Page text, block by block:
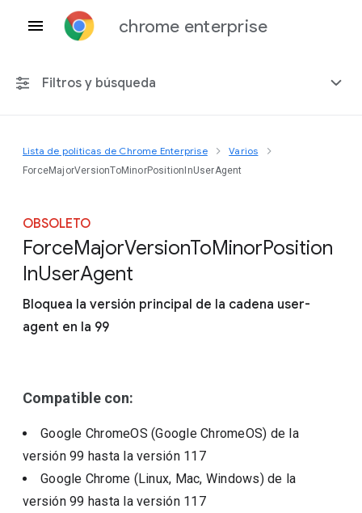
chrome enterprise
Filtros y búsqueda
Cualquier plataforma
Incluir políticas obsoletas
Lista de políticas de Chrome Enterprise Varios
ForceMajorVersionToMinorPositionInUserAgent
OBSOLETO
ForceMajorVersionToMinorPosition
InUserAgent
Bloquea la versión principal de la cadena user-
agent en la 99
Compatible con:
Google ChromeOS (Google ChromeOS) de la
versión99 hasta la versión 117
Google Chrome (Linux, Mac, Windows)de la
versión99 hasta la versión 117